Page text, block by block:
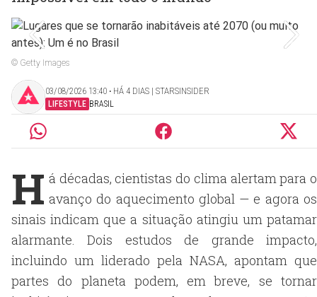
© Getty Images
03/08/2026 13:40 ‧ HÁ 4 DIAS | STARSINSIDER
LIFESTYLE BRASIL
H á décadas, cientistas do clima alertam para o
avanço do aquecimento global — e agora os
sinais indicam que a situação atingiu um patamar
alarmante. Dois estudos de grande impacto,
incluindo um liderado pela NASA, apontam que
partes do planeta podem, em breve, se tornar